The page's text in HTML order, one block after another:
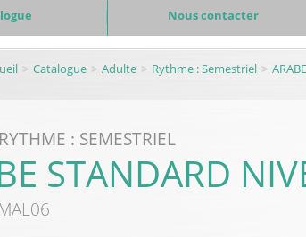
Nous contacter
Catalogue Adulte Rythme : Semestriel
RYTHME : SEMESTRIEL
STANDARD